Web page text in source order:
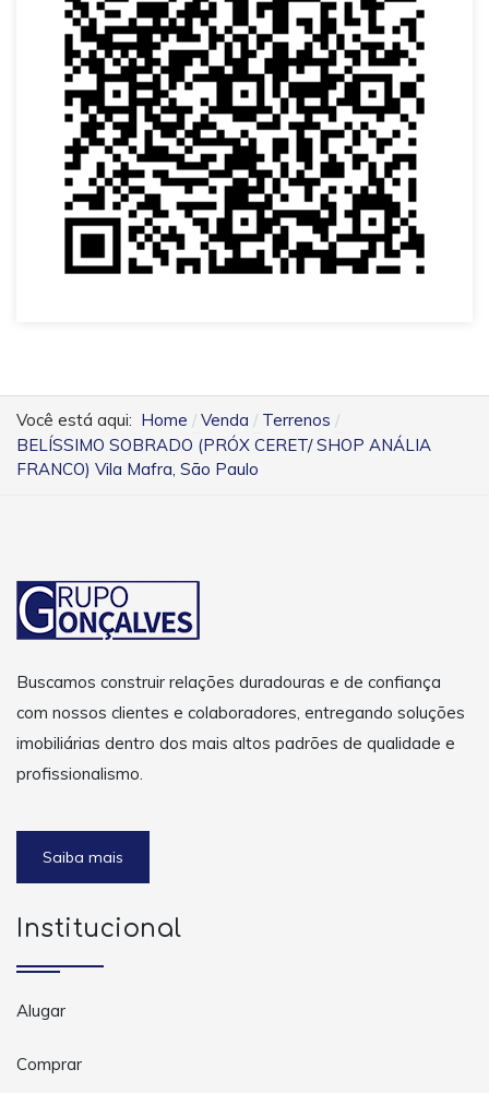
Você está aqui: Home Venda
Terrenos
BELÍSSIMO SOBRADO (PRÓX CERET/ SHOP ANÁLIA
FRANCO) Vila Mafra, São Paulo
Buscamos construir relações duradouras e de confiança
com nossos clientes e colaboradores, entregando soluções
imobiliárias dentro dos mais altos padrões de qualidade e
profissionalismo.
Saiba mais
Institucional
Alugar
Comprar